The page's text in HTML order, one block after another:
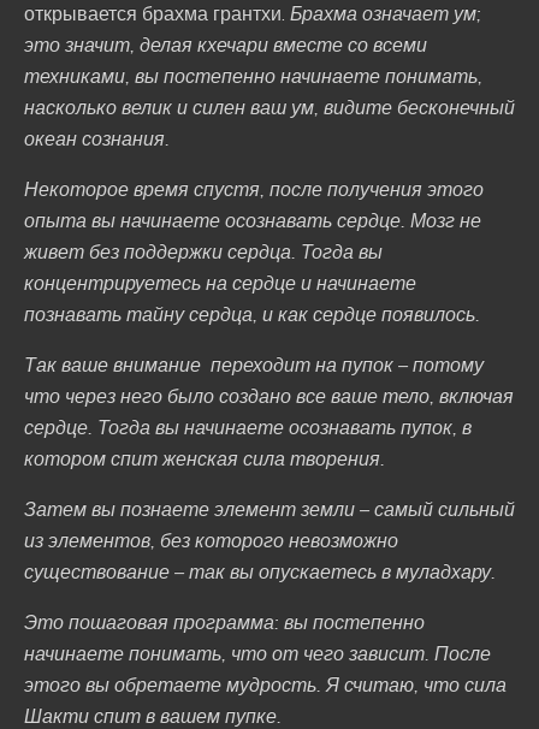
открывается брахма грантхи. Брахма означает ум;
это значит, делая кхечари вместе со всеми
техниками, вы постепенно начинаете понимать,
насколько велик и силен ваш ум, видите бесконечный
океан сознания.
Некоторое время спустя, после получения этого
опыта вы начинаете осознавать сердце. Мозг не
живет без поддержки сердца. Тогда вы
концентрируетесь на сердце и начинаете
познавать тайну сердца, и как сердце появилось.
Так ваше внимание переходит на пупок – потому
что через него было создано все ваше тело, включая
сердце. Тогда вы начинаете осознавать пупок, в
котором спит женская сила творения.
Затем вы познаете элемент земли – самый сильный
из элементов, без которого невозможно
существование – так вы опускаетесь в муладхару.
Это пошаговая программа: вы постепенно
начинаете понимать, что от чего зависит. После
этого вы обретаете мудрость. Я считаю, что сила
Шакти спит в вашем пупке.